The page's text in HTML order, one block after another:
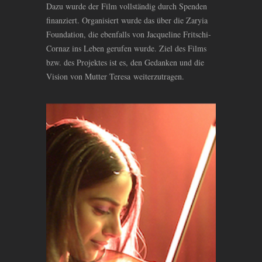
Dazu wurde der Film vollständig durch Spenden
finanziert. Organisiert wurde das über die Zaryia
Foundation, die ebenfalls von Jacqueline Fritschi-
Cornaz ins Leben gerufen wurde. Ziel des Films
bzw. des Projektes ist es, den Gedanken und die
Vision von Mutter Teresa weiterzutragen.